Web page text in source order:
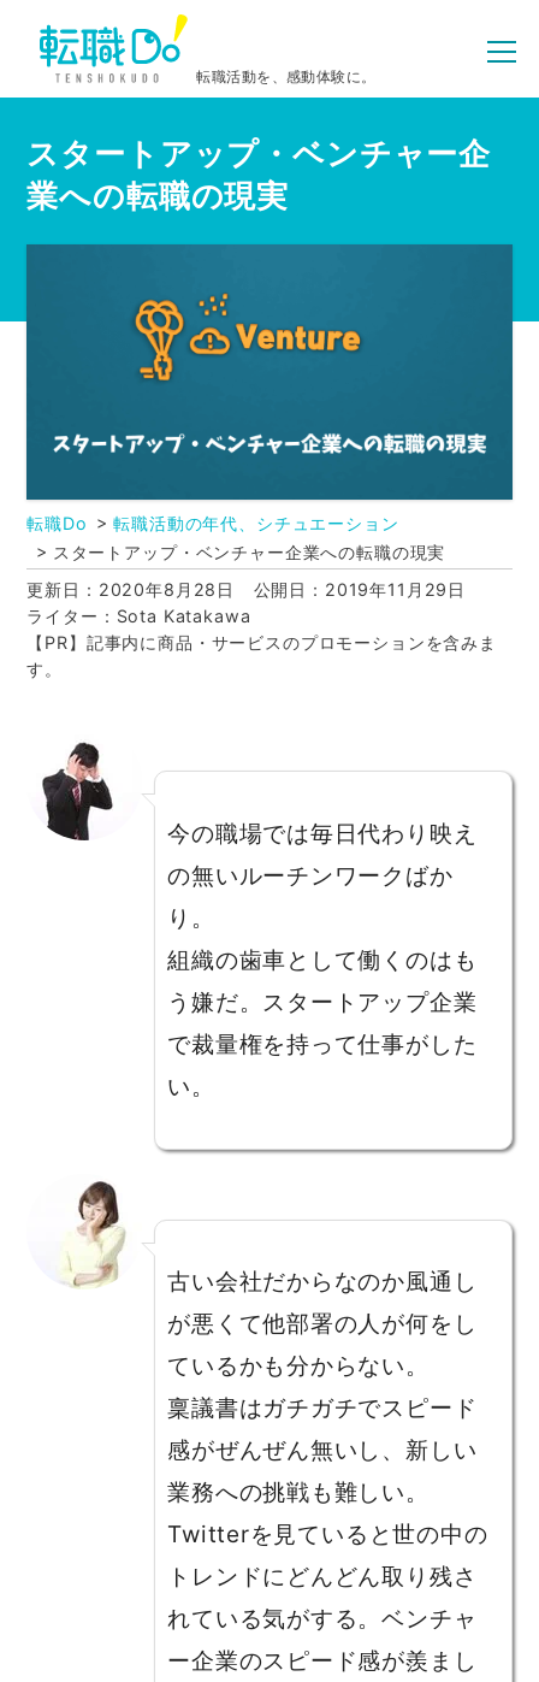
転職活動を、感動体験に。
スタートアップ・ベンチャー企
業への転職の現実
転職Do
転職活動の年代、シチュエーション
スタートアップ・ベンチャー企業への転職の現実
更新日：2020年8月28日
公開日：2019年11月29日
ライター：Sota Katakawa
【PR】記事内に商品・サービスのプロモーションを含みま
す。
今の職場では毎日代わり映え
の無いルーチンワークばか
り。
組織の歯車として働くのはも
う嫌だ。スタートアップ企業
で裁量権を持って仕事がした
い。
古い会社だからなのか風通し
が悪くて他部署の人が何をし
ているかも分からない。
稟議書はガチガチでスピード
感がぜんぜん無いし、新しい
業務への挑戦も難しい。
Twitterを見ていると世の中の
トレンドにどんどん取り残さ
れている気がする。ベンチャ
ー企業のスピード感が羨まし